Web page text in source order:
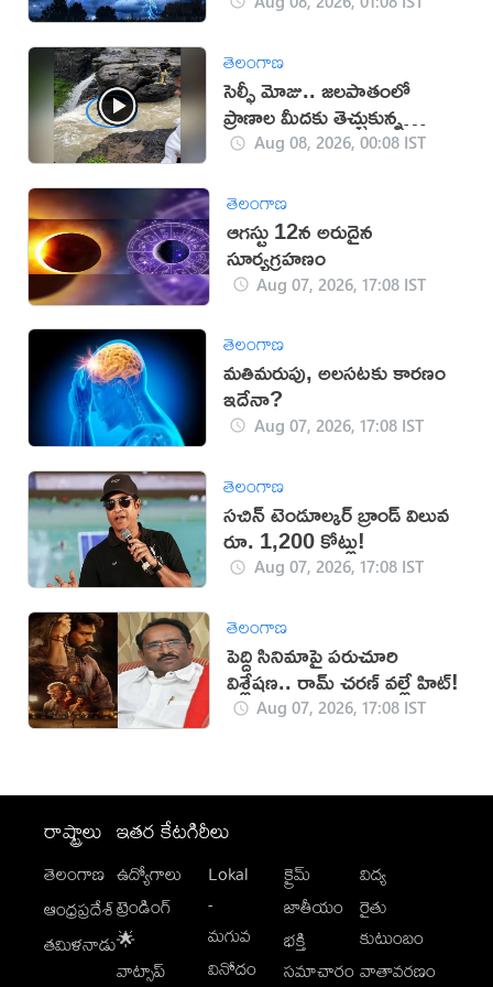
తెలంగాణ
సెల్ఫీ మోజు.. జలపాతంలో
ప్రాణాల మీదకు తెచ్చుకున్న
యువకుడు!
Aug 08, 2026, 00:08 IST
తెలంగాణ
ఆగస్టు 12న అరుదైన
సూర్యగ్రహణం
Aug 07, 2026, 17:08 IST
తెలంగాణ
మతిమరుపు, అలసటకు కారణం
ఇదేనా?
Aug 07, 2026, 17:08 IST
తెలంగాణ
సచిన్ టెండూల్కర్ బ్రాండ్ విలువ
రూ. 1,200 కోట్లు!
Aug 07, 2026, 17:08 IST
తెలంగాణ
పెద్ది సినిమాపై పరుచూరి
విశ్లేషణ.. రామ్ చరణ్ వల్లే హిట్!
Aug 07, 2026, 17:08 IST
రాష్ట్రాలు
తెలంగాణ
ఆంధ్రప్రదేశ్
తమిళనాడు
ఇతర కేటగిరీలు
ఉద్యోగాలు
ట్రెండింగ్
🌟
వాట్సాప్
Lokal
-
మగువ
వినోదం
క్రైమ్
జాతీయం
భక్తి
సమాచారం
విద్య
రైతు
కుటుంబం
వాతావరణం